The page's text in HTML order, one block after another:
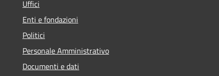
Uffici
Enti e fondazioni
Politici
Personale Amministrativo
Documenti e dati